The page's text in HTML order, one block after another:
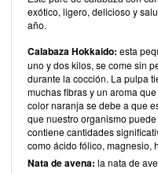
exótico, ligero, delicioso y
año.
Calabaza Hokkaido: esta
uno y dos kilos, se come sin
durante la cocción. La pulpa
muchas fibras y un aroma
color naranja se debe a que
que nuestro organismo
contiene cantidades
como ácido fólico, magnesio,
Nata de avena: la nata de